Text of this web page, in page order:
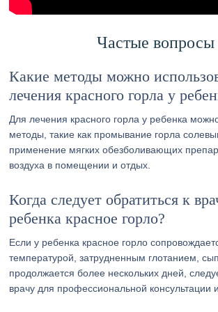
Частые вопросы
Какие методы можно
лечения красного горла у
Для лечения красного горла у ребенка
методы, такие как промывание горла
применение мягких обезболивающих
воздуха в помещении и отдых.
Когда следует обратиться к
ребенка красное горло?
Если у ребенка красное горло
температурой, затрудненным глотанием,
продолжается более нескольких дней,
врачу для профессиональной консультации